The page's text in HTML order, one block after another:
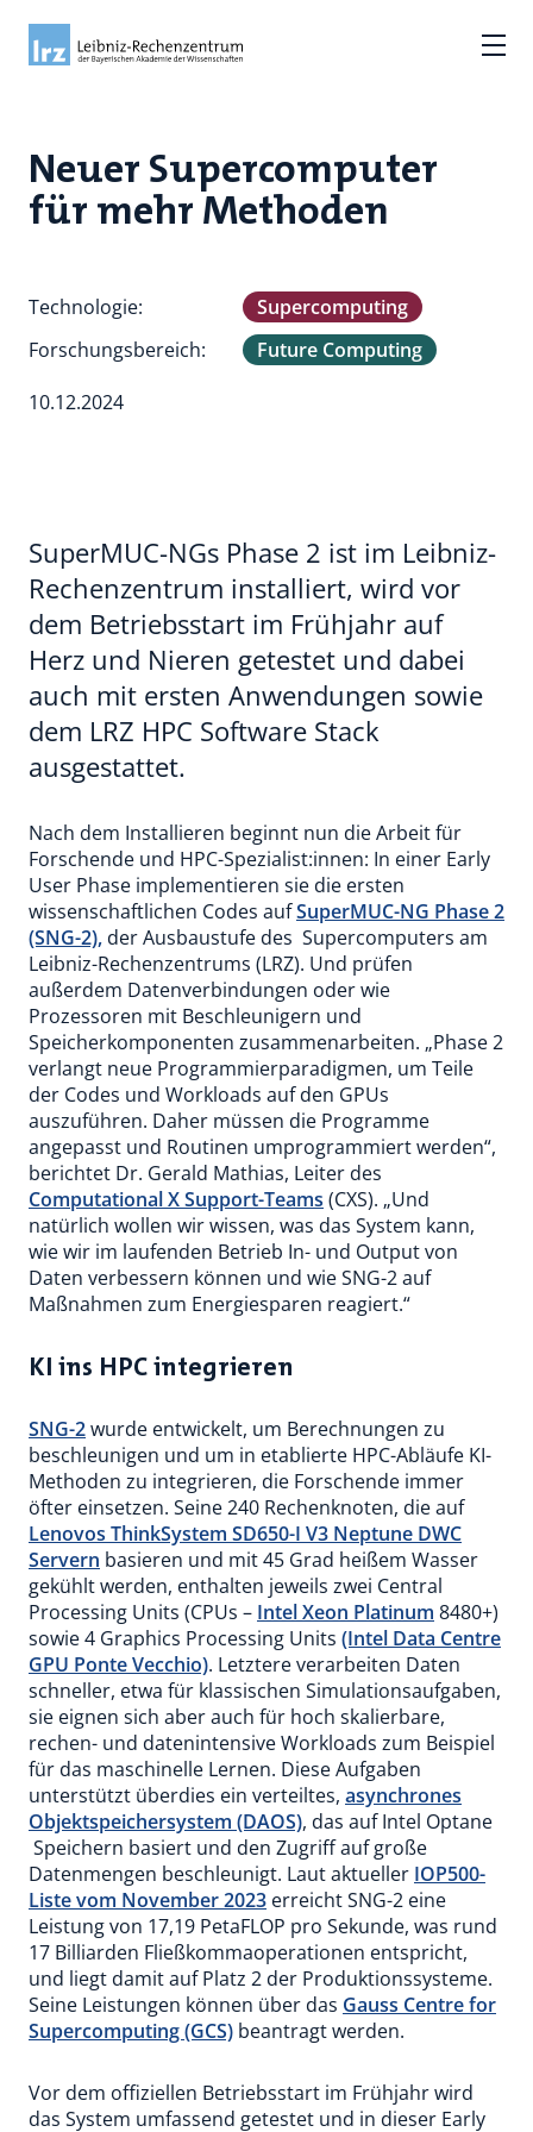
Neuer Supercomputer
für mehr Methoden
Technologie:
Supercomputing
Forschungsbereich:
Future Computing
10.12.2024
SuperMUC-NGs Phase 2 ist im Leibniz-
Rechenzentrum installiert, wird vor
dem Betriebsstart im Frühjahr auf
Herz und Nieren getestet und dabei
auch mit ersten Anwendungen sowie
dem LRZ HPC Software Stack
ausgestattet.
Nach dem Installieren beginnt nun die Arbeit für
Forschende und HPC-Spezialist:innen: In einer Early
User Phase implementieren sie die ersten
wissenschaftlichen Codes aufSuperMUC-NG Phase 2
(SNG-2), der Ausbaustufe des Supercomputers am
Leibniz-Rechenzentrums (LRZ). Und prüfen
außerdem Datenverbindungen oder wie
Prozessoren mit Beschleunigern und
Speicherkomponenten zusammenarbeiten. „Phase 2
verlangt neue Programmierparadigmen, um Teile
der Codes und Workloads auf den GPUs
auszuführen. Daher müssen die Programme
angepasst und Routinen umprogrammiert werden“,
berichtet Dr. Gerald Mathias, Leiter des
Computational X Support-Teams (CXS). „Und
natürlich wollen wir wissen, was das System kann,
wie wir im laufenden Betrieb In- und Output von
Daten verbessern können und wie SNG-2 auf
Maßnahmen zum Energiesparen reagiert.“
KI ins HPC integrieren
SNG-2wurde entwickelt, um Berechnungen zu
beschleunigen und um in etablierte HPC-Abläufe KI-
Methoden zu integrieren, die Forschende immer
öfter einsetzen. Seine 240 Rechenknoten, die auf
Lenovos ThinkSystem SD650-I V3 Neptune DWC
Servern basieren und mit 45 Grad heißem Wasser
gekühlt werden, enthalten jeweils zwei Central
Processing Units (CPUs – Intel Xeon Platinum 8480+)
sowie 4 Graphics Processing Units (Intel Data Centre
GPU Ponte Vecchio). Letztere verarbeiten Daten
schneller, etwa für klassischen Simulationsaufgaben,
sie eignen sich aber auch für hoch skalierbare,
rechen- und datenintensive Workloads zum Beispiel
für das maschinelle Lernen. Diese Aufgaben
unterstützt überdies ein verteiltes, asynchrones
Objektspeichersystem (DAOS), das auf Intel Optane
Speichern basiert und den Zugriff auf große
Datenmengen beschleunigt. Laut aktueller IOP500-
Liste vom November 2023 erreicht SNG-2 eine
Leistung von 17,19 PetaFLOP pro Sekunde, was rund
17 Billiarden Fließkommaoperationen entspricht,
und liegt damit auf Platz 2 der Produktionssysteme.
Seine Leistungen können über das Gauss Centre for
Supercomputing (GCS) beantragt werden.
Vor dem offiziellen Betriebsstart im Frühjahr wird
das System umfassend getestet und in dieser Early